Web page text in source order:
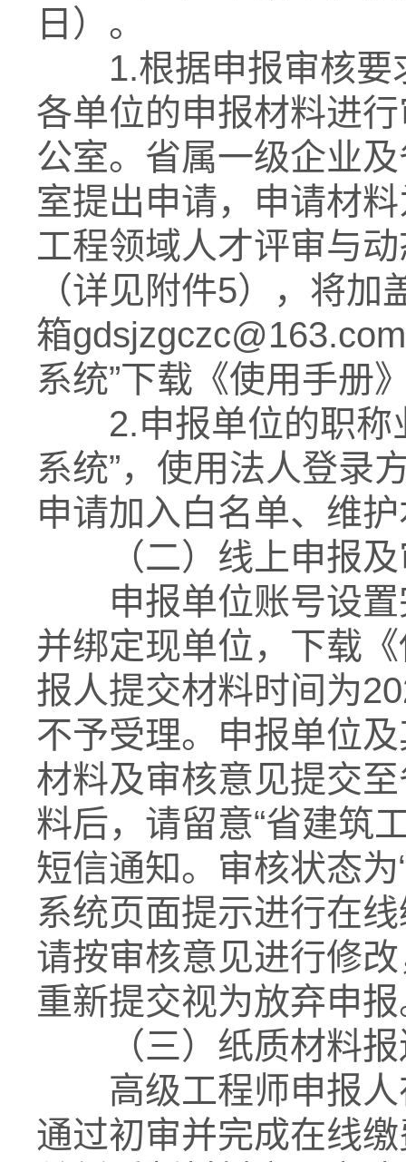
日）。
1.根据申报审核要
各单位的申报材料进
公室。省属一级企业
室提出申请，申请材
工程领域人才评审与
（详见附件5），将
箱
系统”下载《使用手册
2.申报单位的职称
系统”，使用法人登录
申请加入白名单、维
（二）线上申报及
申报单位账号设置
并绑定现单位，下载
报人提交材料时间为
不予受理。申报单位
材料及审核意见提交
料后，请留意“省建筑
短信通知。审核状态
系统页面提示进行在
请按审核意见进行修
重新提交视为放弃申
（三）纸质材料报
高级工程师申报人
通过初审并完成在线